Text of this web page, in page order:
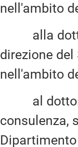
nell'ambito
alla
direzione
nell'ambito
al dottor
consulenza,